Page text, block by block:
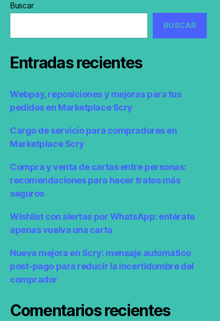
Buscar
BUSCAR
Entradas recientes
Webpay, reposiciones y mejoras para tus
pedidos en Marketplace Scry
Cargo de servicio para compradores en
Marketplace Scry
Compra y venta de cartas entre personas:
recomendaciones para hacer tratos más
seguros
Wishlist con alertas por WhatsApp: entérate
apenas vuelva una carta
Nueva mejora en Scry: mensaje automático
post-pago para reducir la incertidumbre del
comprador
Comentarios recientes